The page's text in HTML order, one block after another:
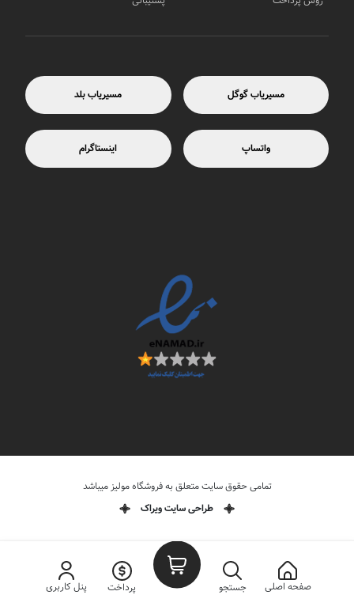
مسیریاب گوگل مسیریاب بلد
واتساپ اینستاگرام
تمامی حقوق سایت متعلق به فروشگاه مولیز میباشد
طراحی سایت ویراک
صفحه اصلی جستجو پرداخت پنل کاربری